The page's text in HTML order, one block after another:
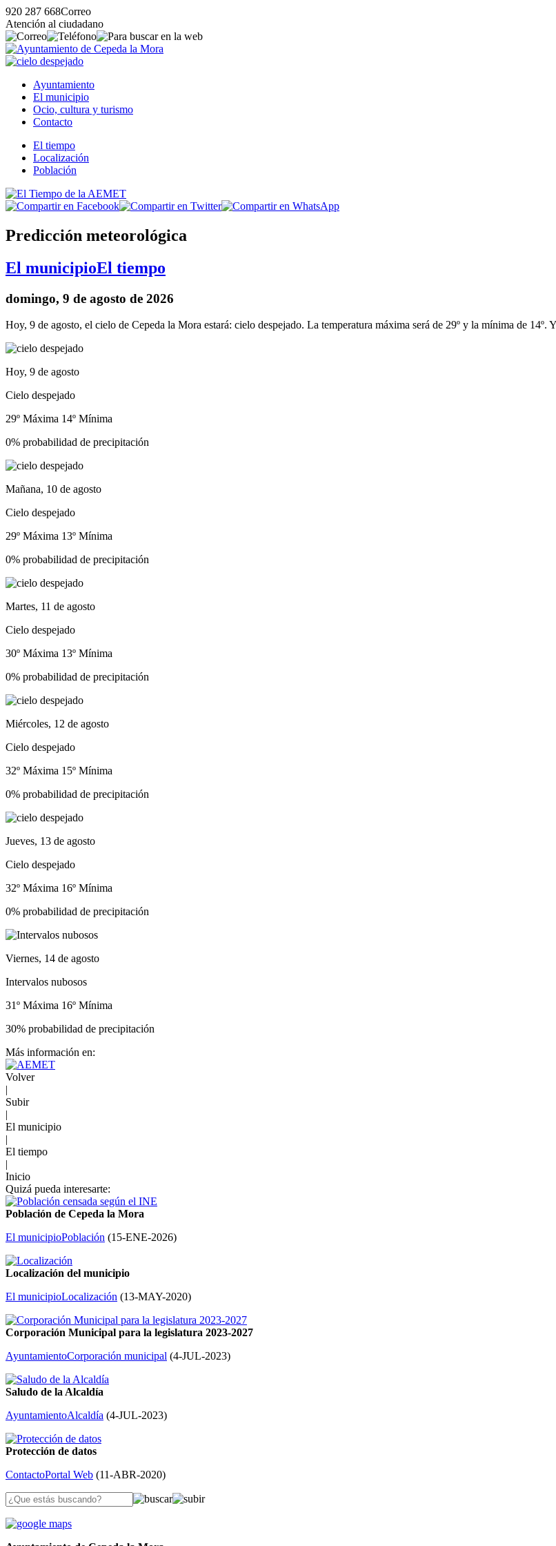
920 287 668Correo
Atención al ciudadano
Ayuntamiento
El municipio
Ocio, cultura y turismo
Contacto
El tiempo
Localización
Población
Predicción meteorológica
El municipioEl tiempo
domingo, 9 de agosto de 2026
Hoy, 9 de agosto, el cielo de Cepeda la Mora estará: cielo despejado. La temperatura máxima será de 29º y la mínima de
Hoy, 9 de agosto
Cielo despejado
29º Máxima 14º Mínima
0% probabilidad de precipitación
Mañana, 10 de agosto
Cielo despejado
29º Máxima 13º Mínima
0% probabilidad de precipitación
Martes, 11 de agosto
Cielo despejado
30º Máxima 13º Mínima
0% probabilidad de precipitación
Miércoles, 12 de agosto
Cielo despejado
32º Máxima 15º Mínima
0% probabilidad de precipitación
Jueves, 13 de agosto
Cielo despejado
32º Máxima 16º Mínima
0% probabilidad de precipitación
Viernes, 14 de agosto
Intervalos nubosos
31º Máxima 16º Mínima
30% probabilidad de precipitación
Más información en:
Volver
|
Subir
|
El municipio
|
El tiempo
|
Inicio
Quizá pueda interesarte:
Población de Cepeda la Mora
El municipioPoblación (15-ENE-2026)
Localización del municipio
El municipioLocalización (13-MAY-2020)
Corporación Municipal para la legislatura 2023-2027
AyuntamientoCorporación municipal (4-JUL-2023)
Saludo de la Alcaldía
AyuntamientoAlcaldía (4-JUL-2023)
Protección de datos
ContactoPortal Web (11-ABR-2020)